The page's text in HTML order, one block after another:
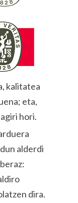
kalitatea
eta,
hori.
alderdi
dira.